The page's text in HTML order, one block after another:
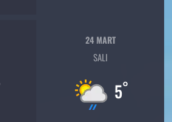
24 MART
SALI
5°